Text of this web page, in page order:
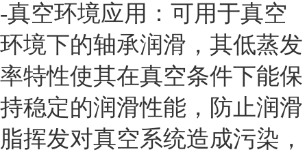
-真空环境应用：可用于真空
环境下的轴承润滑，其低蒸发
率特性使其在真空条件下能保
持稳定的润滑性能，防止润滑
脂挥发对真空系统造成污染，